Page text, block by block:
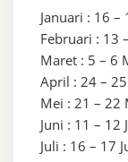
Januari : 16 –
Februari : 13
Maret : 5 – 6
April : 24 –
Mei : 21 – 22
Juni : 11 – 12
Juli : 16 – 17